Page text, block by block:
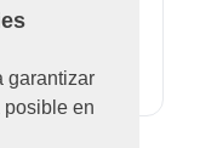
garantizar
en